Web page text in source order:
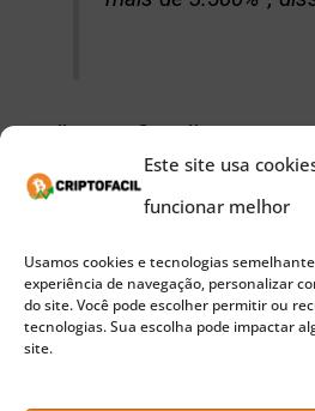
Este site usa
funcionar melhor
Usamos cookies e tecnologias
experiência de navegação, personalizar
do site. Você pode escolher permitir ou
tecnologias. Sua escolha pode impactar
site.
Botelho e Safiri Félix,
ainda conversaram sobre o
avaliaram o cenário de
Coin, ocorrido após a dona
é a maior corretora de
anunciar que retirará todos